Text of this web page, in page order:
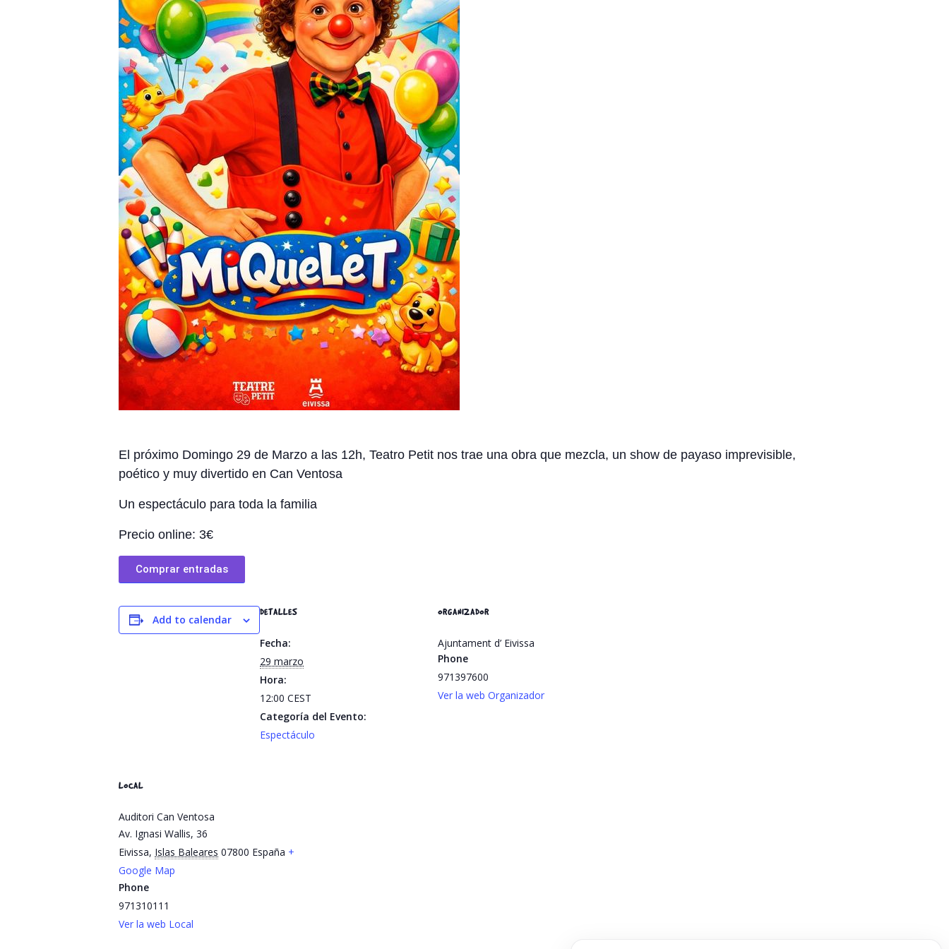
El próximo Domingo 29 de Marzo a las 12h, Teatro Petit nos trae una obra que mezcla, un show de payaso imprevisible,
poético y muy divertido en Can Ventosa
Un espectáculo para toda la familia
Precio online: 3€
Comprar entradas
Add to calendar
DETALLES
Fecha:
29 marzo
Hora:
12:00 CEST
Categoría del Evento:
Espectáculo
ORGANIZADOR
Ajuntament d’ Eivissa
Phone
971397600
Ver la web Organizador
LOCAL
Auditori Can Ventosa
Av. Ignasi Wallis, 36
Eivissa, Islas Baleares 07800 España +
Google Map
Phone
971310111
Ver la web Local